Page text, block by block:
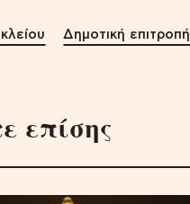
Δημοτική επιτροπή
επίσης